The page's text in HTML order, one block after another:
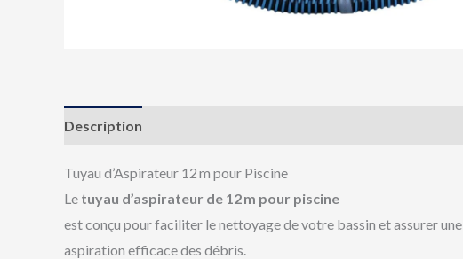
Description
Tuyau d’Aspirateur 12 m pour Piscine
Le tuyau d’aspirateur de 12 m pour piscine
est conçu pour faciliter le nettoyage de votre bassin et assurer une
aspiration efficace des débris.